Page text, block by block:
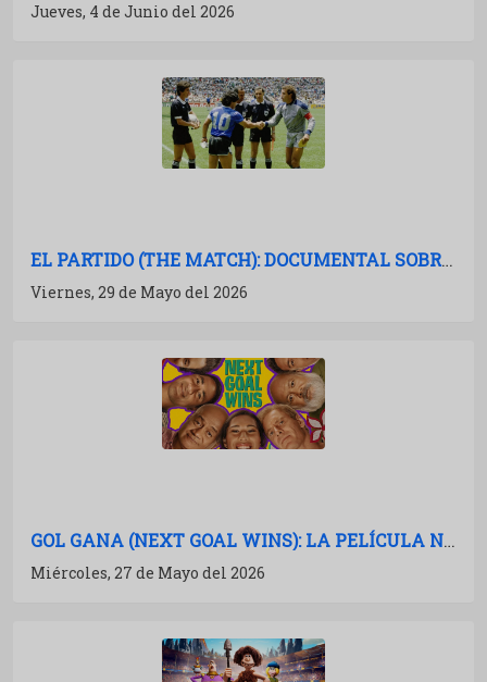
Jueves, 4 de Junio del 2026
EL PARTIDO (THE MATCH): DOCUMENTAL SOBRE ARGENTINA-INGLATERRA EN EL MUNDIAL 86
Viernes, 29 de Mayo del 2026
GOL GANA (NEXT GOAL WINS): LA PELÍCULA NO SE MANCHA
Miércoles, 27 de Mayo del 2026